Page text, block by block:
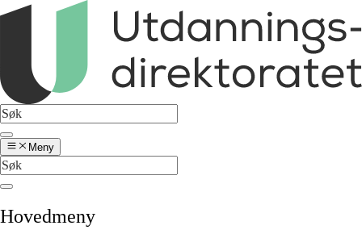
Meny
Hovedmeny